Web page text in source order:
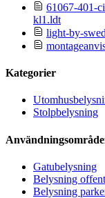
61067-401-
kl1.ldt
light-by-
Kategorier
Stolpbelysning
Gatubelysning
Belysning
Belysning